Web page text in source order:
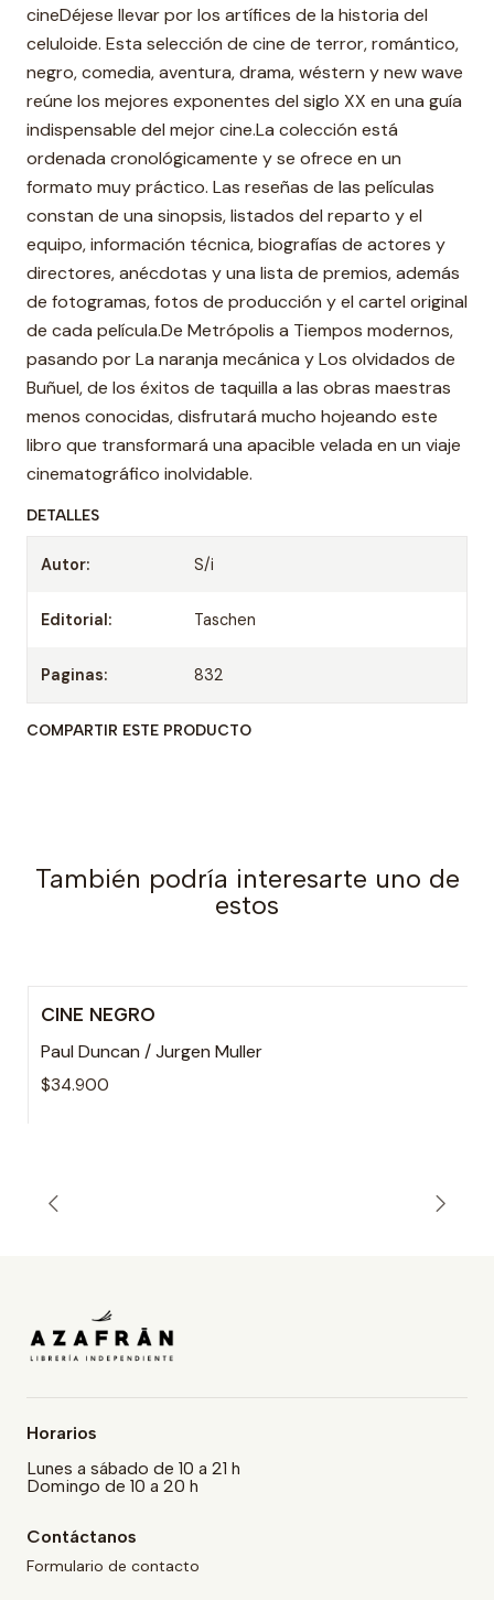
cineDéjese llevar por los artífices de la historia del
celuloide. Esta selección de cine de terror, romántico,
negro, comedia, aventura, drama, wéstern y new wave
reúne los mejores exponentes del siglo XX en una guía
indispensable del mejor cine.La colección está
ordenada cronológicamente y se ofrece en un
formato muy práctico. Las reseñas de las películas
constan de una sinopsis, listados del reparto y el
equipo, información técnica, biografías de actores y
directores, anécdotas y una lista de premios, además
de fotogramas, fotos de producción y el cartel original
de cada película.De Metrópolis a Tiempos modernos,
pasando por La naranja mecánica y Los olvidados de
Buñuel, de los éxitos de taquilla a las obras maestras
menos conocidas, disfrutará mucho hojeando este
libro que transformará una apacible velada en un viaje
cinematográfico inolvidable.
DETALLES
Autor: S/i
Editorial: Taschen
Paginas: 832
COMPARTIR ESTE PRODUCTO
También podría interesarte uno de
estos
Agotado
CINE NEGRO
Paul Duncan / Jurgen Muller
$34.900
Horarios
Lunes a sábado de 10 a 21 h
Domingo de 10 a 20 h
Contáctanos
Formulario de contacto